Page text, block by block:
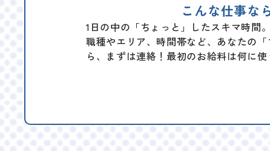
こんな仕事な
1日の中の「ちょっと」したスキマ時間
職種やエリア、時間帯など、あなたの
ら、まずは連絡！最初のお給料は何に使